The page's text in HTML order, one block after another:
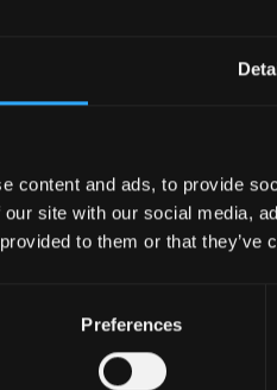
content and ads, to provide
site with our social media,
to them or that
Preferences